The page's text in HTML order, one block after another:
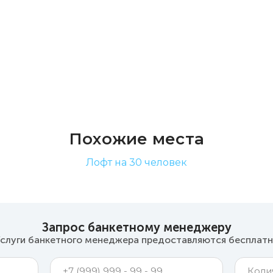
Похожие места
Лофт на 30 человек
Запрос банкетному менеджеру
банкетного менеджера предоставляются